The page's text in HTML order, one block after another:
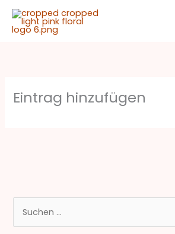
Zum
Inhalt
springen
Eintrag hinzufügen
u